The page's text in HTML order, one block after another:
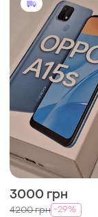
3000 грн
4200 грн -29%